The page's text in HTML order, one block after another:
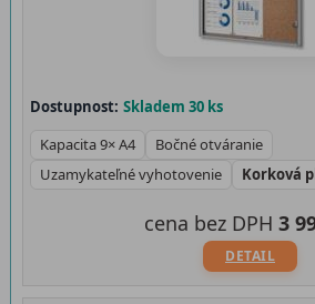
Dostupnost: Skladem 30 ks
Kapacita 9× A4
Bočné otváranie
Uzamykateľné vyhotovenie
Korková
DETAIL
cena bez DPH 3